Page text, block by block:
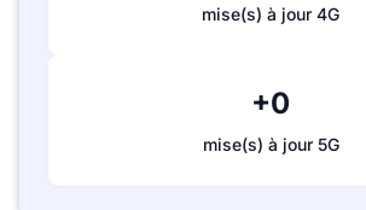
mise(s) à jour 4G
+0
mise(s) à jour 5G